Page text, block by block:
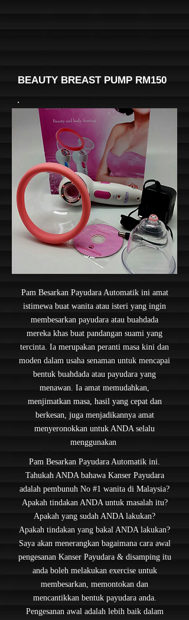
BEAUTY BREAST PUMP RM150
Pam Besarkan Payudara Automatik ini amat
istimewa buat wanita atau isteri yang ingin
membesarkan payudara atau buahdada
mereka khas buat pandangan suami yang
tercinta. Ia merupakan peranti masa kini dan
moden dalam usaha senaman untuk mencapai
bentuk buahdada atau payudara yang
menawan. Ia amat memudahkan,
menjimatkan masa, hasil yang cepat dan
berkesan, juga menjadikannya amat
menyeronokkan untuk ANDA selalu
menggunakan
Pam Besarkan Payudara Automatik ini.
Tahukah ANDA bahawa Kanser Payudara
adalah pembunuh No #1 wanita di Malaysia?
Apakah tindakan ANDA untuk masalah itu?
Apakah yang sudah ANDA lakukan?
Apakah tindakan yang bakal ANDA lakukan?
Saya akan menerangkan bagaimana cara awal
pengesanan Kanser Payudara & disamping itu
anda boleh melakukan exercise untuk
membesarkan, memontokan dan
mencantikkan bentuk payudara anda.
Pengesanan awal adalah lebih baik dalam